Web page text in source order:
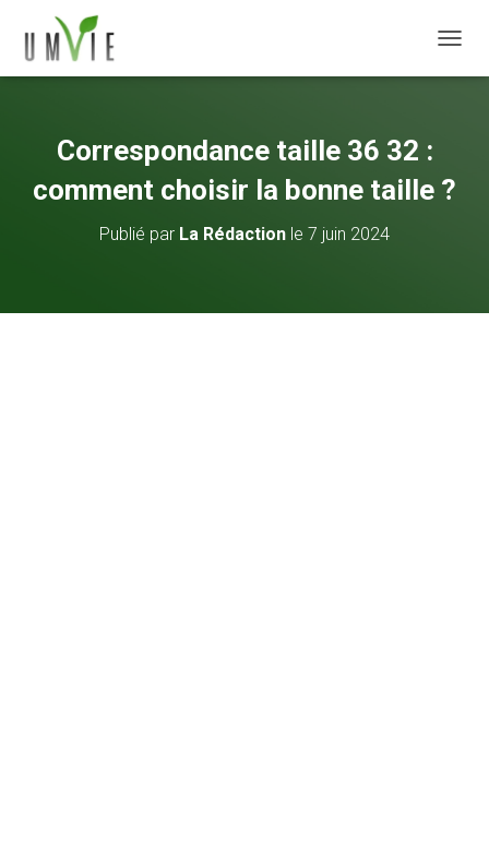
Correspondance taille 36 32 :
comment choisir la bonne taille ?
Publié par La Rédaction le 7 juin 2024